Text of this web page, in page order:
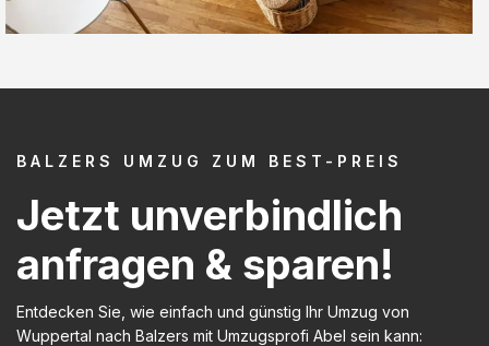
BALZERS UMZUG ZUM BEST-PREIS
Jetzt unverbindlich
anfragen & sparen!
Entdecken Sie, wie einfach und günstig Ihr Umzug von
Wuppertal nach Balzers mit Umzugsprofi Abel sein kann: